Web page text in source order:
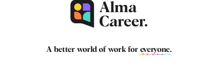
A better world of work for everyone.